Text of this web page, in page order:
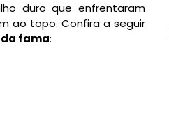
duro que enfrentaram
ao topo. Confira a seguir
fama: